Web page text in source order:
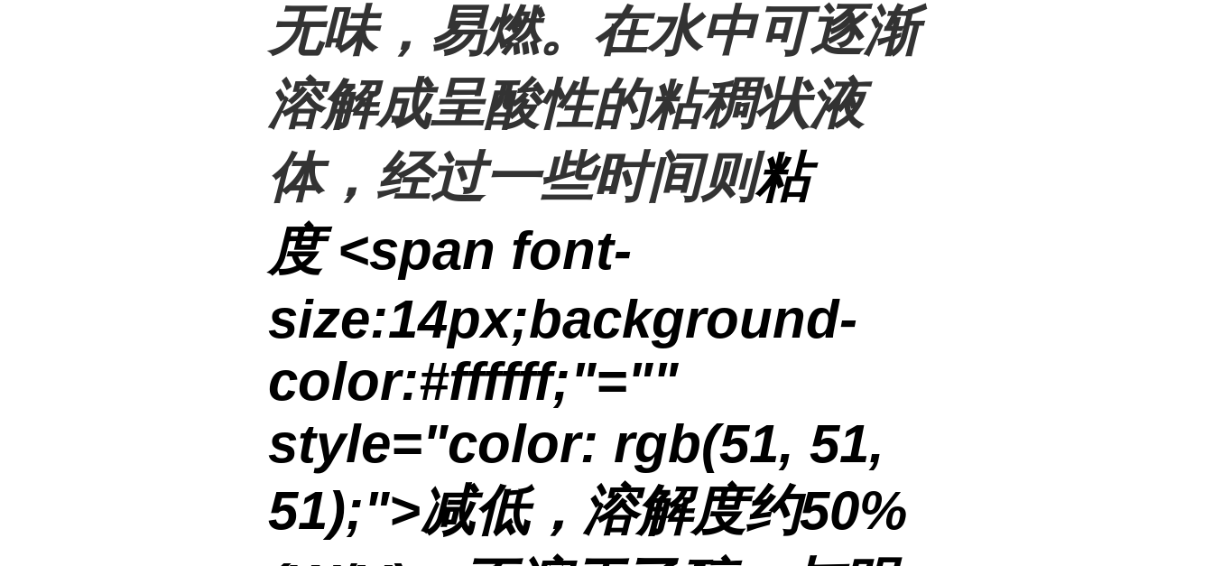
无味，易燃。在水中可逐渐
溶解成呈酸性的粘稠状液
体，经过一些时间则粘
度<span font-
size:14px;background-
color:#ffffff;"=""
style="color: rgb(51, 51,
51);">减低，溶解度约50%